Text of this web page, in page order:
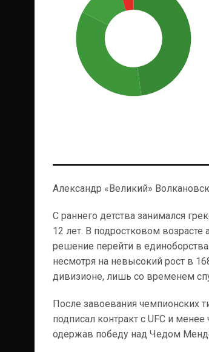
Александр «Великий»
С раннего детства занимался
12 лет. В подростковом возрасте
решение перейти в
несмотря на невысокий рост в
дивизионе, лишь со временем
После завоевания чемпионских
подписал контракт с UFC и
одержав победу над Чедом